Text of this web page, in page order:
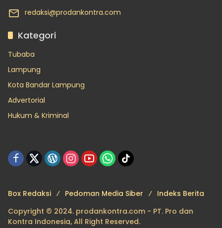
redaksi@prodankontra.com
Kategori
Tubaba
Lampung
Kota Bandar Lampung
Advertorial
Hukum & Kriminal
Box Redaksi Pedoman Media Siber
Indeks Berita
Copyright © 2024. prodankontra.com - PT. Pro dan
Kontra Indonesia, All Right Reserved.